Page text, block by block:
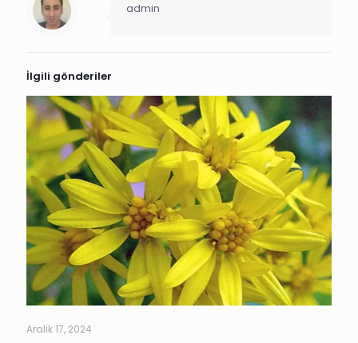
admin
İlgili gönderiler
Aralık 17, 2024